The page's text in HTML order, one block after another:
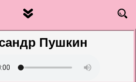
Пушкин